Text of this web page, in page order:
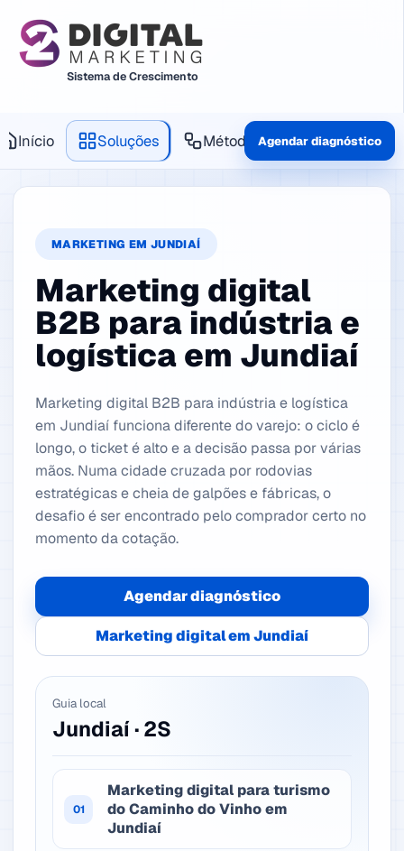
Sistema de Crescimento
Início Soluções Método Produtos
Agendar diagnóstico
MARKETING EM JUNDIAÍ
Marketing digital
B2B para indústria e
logística em Jundiaí
Marketing digital B2B para indústria e logística
em Jundiaí funciona diferente do varejo: o ciclo é
longo, o ticket é alto e a decisão passa por várias
mãos. Numa cidade cruzada por rodovias
estratégicas e cheia de galpões e fábricas, o
desafio é ser encontrado pelo comprador certo no
momento da cotação.
Agendar diagnóstico
Marketing digital em Jundiaí
Guia local
Jundiaí · 2S
01
Marketing digital para turismo
do Caminho do Vinho em
Jundiaí